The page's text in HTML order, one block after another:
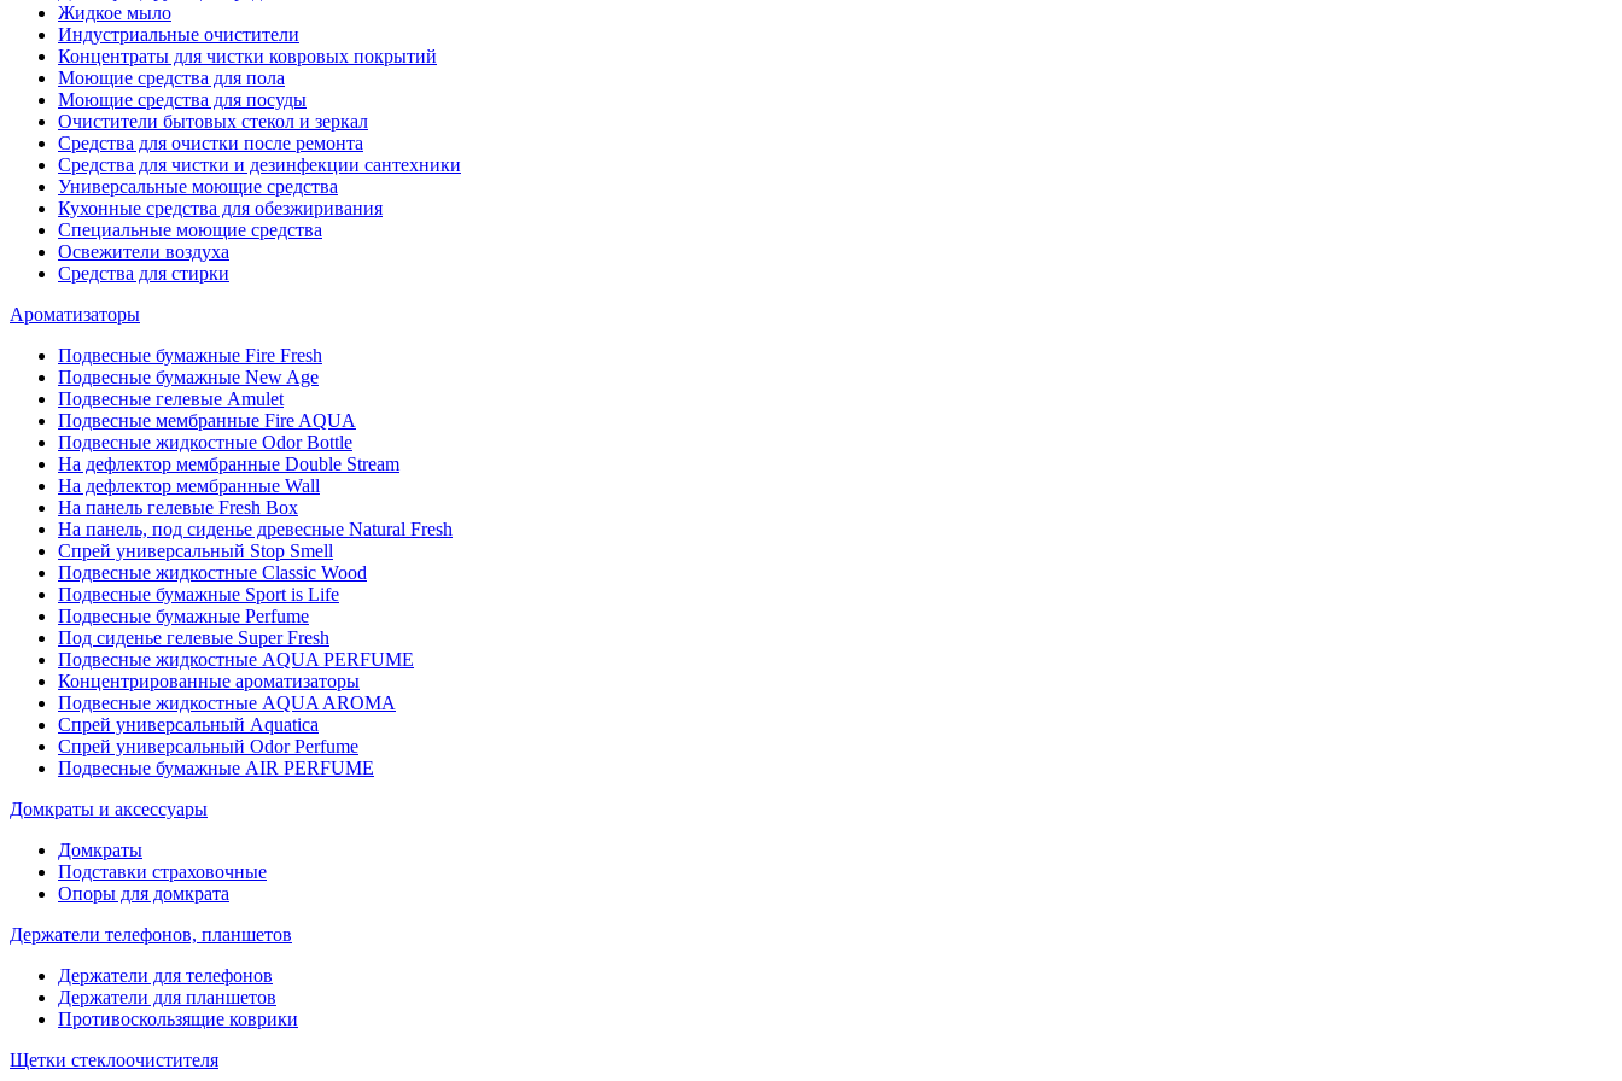
Жидкое мыло
Индустриальные очистители
Концентраты для чистки ковровых покрытий
Моющие средства для пола
Моющие средства для посуды
Очистители бытовых стекол и зеркал
Средства для очистки после ремонта
Средства для чистки и дезинфекции сантехники
Универсальные моющие средства
Кухонные средства для обезжиривания
Специальные моющие средства
Освежители воздуха
Средства для стирки
Ароматизаторы
Подвесные бумажные Fire Fresh
Подвесные бумажные New Age
Подвесные гелевые Amulet
Подвесные мембранные Fire AQUA
Подвесные жидкостные Odor Bottle
На дефлектор мембранные Double Stream
На дефлектор мембранные Wall
На панель гелевые Fresh Box
На панель, под сиденье древесные Natural Fresh
Спрей универсальный Stop Smell
Подвесные жидкостные Classic Wood
Подвесные бумажные Sport is Life
Подвесные бумажные Perfume
Под сиденье гелевые Super Fresh
Подвесные жидкостные AQUA PERFUME
Концентрированные ароматизаторы
Подвесные жидкостные AQUA AROMA
Спрей универсальный Aquatica
Спрей универсальный Odor Perfume
Подвесные бумажные AIR PERFUME
Домкраты и аксессуары
Домкраты
Подставки страховочные
Опоры для домкрата
Держатели телефонов, планшетов
Держатели для телефонов
Держатели для планшетов
Противоскользящие коврики
Щетки стеклоочистителя